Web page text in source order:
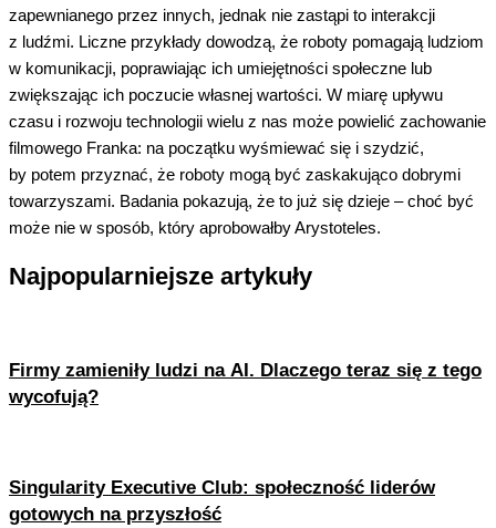
zapewnianego przez innych, jednak nie zastąpi to interakcji
z ludźmi. Liczne przykłady dowodzą, że roboty pomagają ludziom
w komunikacji, poprawiając ich umiejętności społeczne lub
zwiększając ich poczucie własnej wartości. W miarę upływu
czasu i rozwoju technologii wielu z nas może powielić zachowanie
filmowego Franka: na początku wyśmiewać się i szydzić,
by potem przyznać, że roboty mogą być zaskakująco dobrymi
towarzyszami. Badania pokazują, że to już się dzieje – choć być
może nie w sposób, który aprobowałby Arystoteles.
Najpopularniejsze artykuły
Firmy zamieniły ludzi na AI. Dlaczego teraz się z tego
wycofują?
Singularity Executive Club: społeczność liderów
gotowych na przyszłość